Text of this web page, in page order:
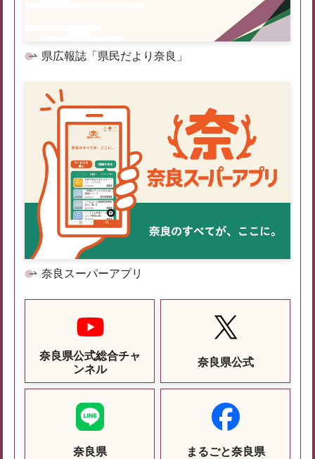
県広報誌「県民だより奈良」
奈良スーパーアプリ
奈良県公式総合チャ
ンネル
奈良県公式
奈良県 まるごと奈良県